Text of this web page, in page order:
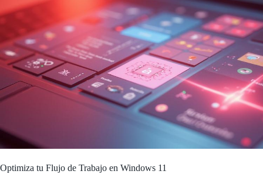
Optimiza tu Flujo de Trabajo en Windows 11